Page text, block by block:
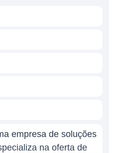
empresa de soluções
na oferta de